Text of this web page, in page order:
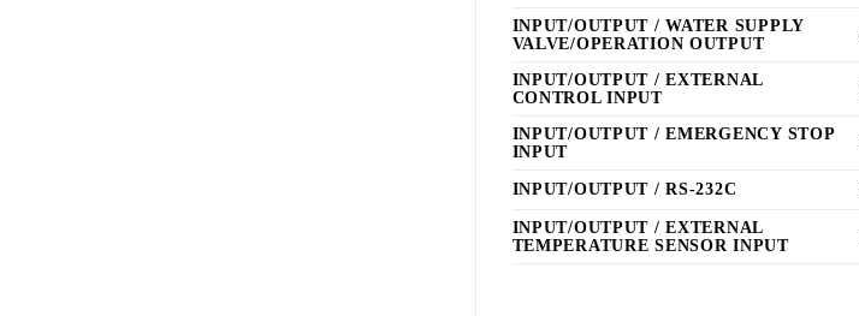
INPUT/OUTPUT / WATER SUPPLY
VALVE/OPERATION OUTPUT
INPUT/OUTPUT / EXTERNAL
CONTROL INPUT
INPUT/OUTPUT / EMERGENCY STOP
INPUT
INPUT/OUTPUT / RS-232C
INPUT/OUTPUT / EXTERNAL
TEMPERATURE SENSOR INPUT